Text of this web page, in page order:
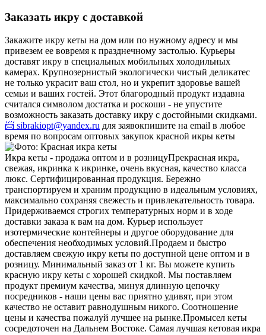
Заказать икру с доставкой
Закажите икру кеты на дом или по нужному адресу и мы
привезем ее вовремя к празднечному застолью. Курьеры
доставят икру в специальных мобильных холодильных
камерах. Крупнозернистый экологически чистый деликатес
не только украсит ваш стол, но и укрепит здоровье вашей
семьи и ваших гостей. Этот благородный продукт издавна
считался символом достатка и роскоши - не упустите
возможность заказать доставку икру с достойными скидками.
📨 sibrakiopt@yandex.ru для заявокпишите на email в любое
время по вопросам оптовых закупок красной икры кеты
Икра кеты - продажа оптом и в розницуПрекрасная икра,
свежая, икринка к икринке, очень вкусная, качество класса
люкс. Сертифицированная продукция. Бережно
транспортируем и храним продукцию в идеальным условиях,
максимально сохраняя свежесть и привлекательность товара.
Придерживаемся строгих температурных норм и в ходе
доставки заказа к вам на дом. Курьер использует
изотермические контейнеры и другое оборудование для
обеспечения необходимых условий.Продаем и быстро
доставляем свежую икру кеты по доступной цене оптом и в
розницу. Минимальный заказ от 1 кг. Вы можете купить
красную икру кеты с хорошей скидкой. Мы поставляем
продукт премиум качества, минуя длинную цепочку
посредников - наши цены вас приятно удивят, при этом
качество не оставит равнодушным никого. Соотношение
цены и качества пожалуй лучшее на рынке.Промысел кеты
сосредоточен на Дальнем Востоке. Самая лучшая кетовая икра